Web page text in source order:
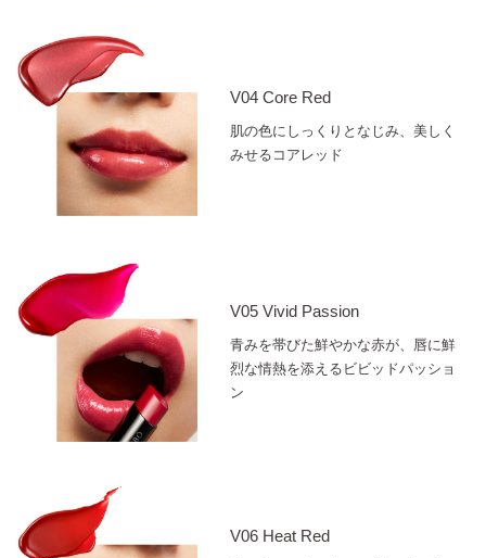
V04 Core Red
肌の色にしっくりとなじみ、美しく
みせるコアレッド
V05 Vivid Passion
青みを帯びた鮮やかな赤が、唇に鮮
烈な情熱を添えるビビッドパッショ
ン
V06 Heat Red